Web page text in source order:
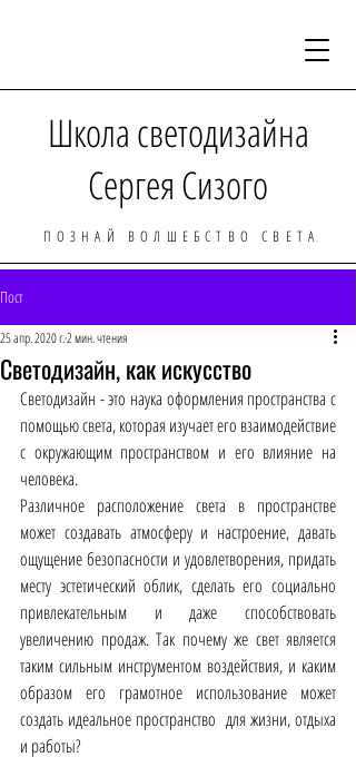
ПОЗНАЙ ВОЛШЕБСТВО СВЕТА
Школа светодизайна
Сергея Сизого
Пост
Светодизайн, как искусство
25 апр. 2020 г.2 мин. чтения
Светодизайн - это наука оформления пространства с
помощью света, которая изучает его взаимодействие
с окружающим пространством и его влияние на
человека.
Различное расположение света в пространстве
может создавать атмосферу и настроение, давать
ощущение безопасности и удовлетворения, придать
месту эстетический облик, сделать его социально
привлекательным и даже способствовать
увеличению продаж. Так почему же свет является
таким сильным инструментом воздействия, и каким
образом его грамотное использование может
создать идеальное пространство  для жизни, отдыха
и работы?